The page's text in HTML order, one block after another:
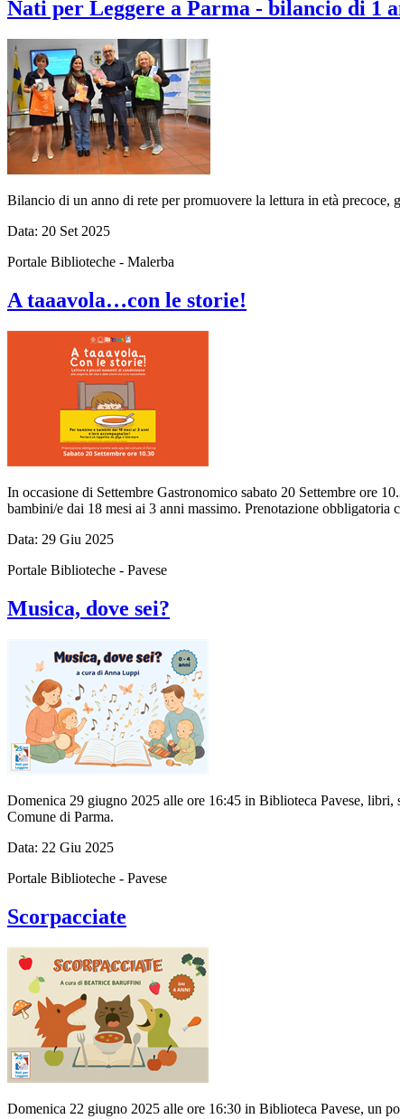
Nati per Leggere a Parma - bilancio di 1
Bilancio di un anno di rete per promuovere la lettura in età precoce,
Data: 20 Set 2025
Portale Biblioteche - Malerba
A taaavola…con le storie!
In occasione di Settembre Gastronomico sabato 20 Settembre ore
bambini/e dai 18 mesi ai 3 anni massimo. Prenotazione obbligatoria
Data: 29 Giu 2025
Portale Biblioteche - Pavese
Musica, dove sei?
Domenica 29 giugno 2025 alle ore 16:45 in Biblioteca Pavese,
Comune di Parma.
Data: 22 Giu 2025
Portale Biblioteche - Pavese
Scorpacciate
Domenica 22 giugno 2025 alle ore 16:30 in Biblioteca Pavese, un